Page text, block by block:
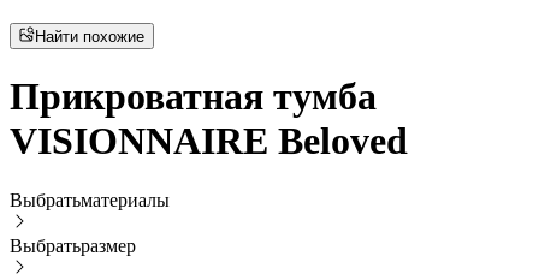
Найти похожие
Прикроватная тумба
VISIONNAIRE Beloved
Выбратьматериалы
Выбратьразмер